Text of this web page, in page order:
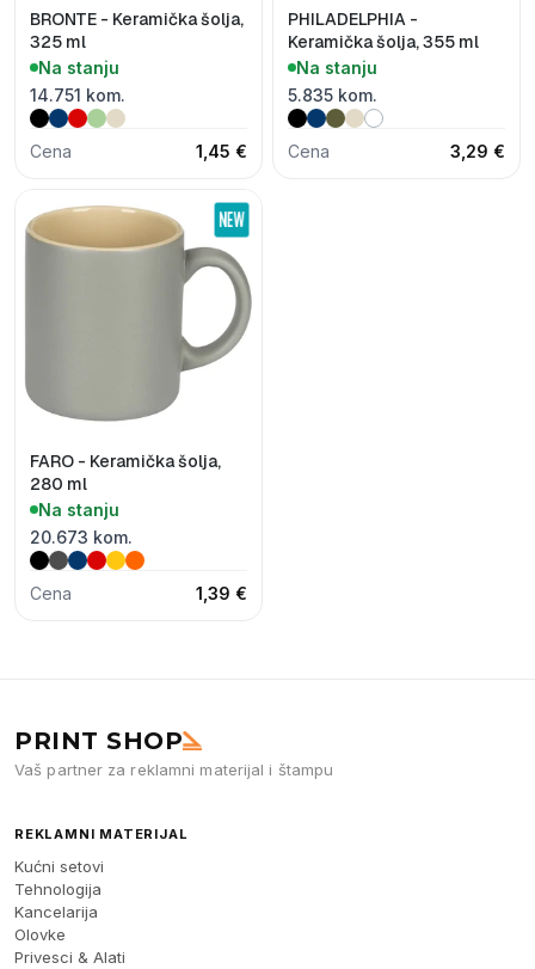
BRONTE - Keramička šolja,
325 ml
Na stanju
14.751 kom.
Cena 1,45 €
PHILADELPHIA -
Keramička šolja, 355 ml
Na stanju
5.835 kom.
Cena 3,29 €
FARO - Keramička šolja,
280 ml
Na stanju
20.673 kom.
Cena 1,39 €
PRINT SHOP
Vaš partner za reklamni materijal i štampu
REKLAMNI MATERIJAL
Kućni setovi
Tehnologija
Kancelarija
Olovke
Privesci & Alati